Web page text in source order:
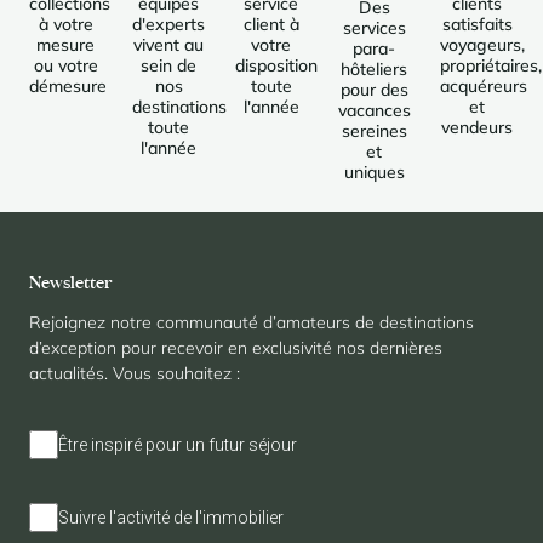
à votre
mesure
ou votre
démesure
d'experts
vivent au
sein de
nos
destinations
toute
l'année
client à
votre
disposition
toute
l'année
Des
services
para-
hôteliers
pour des
vacances
sereines
et
uniques
satisfaits
voyageurs,
propriétaires,
acquéreurs
et
vendeurs
Newsletter
Rejoignez notre communauté d’amateurs de destinations
d’exception pour recevoir en exclusivité nos dernières
actualités. Vous souhaitez :
Être inspiré pour un futur séjour
Suivre l'activité de l'immobilier